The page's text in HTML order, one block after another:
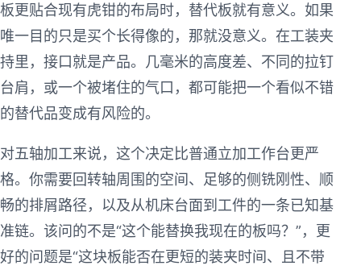
板更贴合现有虎钳的布局时，替代板就有意义。如果
唯一目的只是买个长得像的，那就没意义。在工装夹
持里，接口就是产品。几毫米的高度差、不同的拉钉
台肩，或一个被堵住的气口，都可能把一个看似不错
的替代品变成有风险的。
对五轴加工来说，这个决定比普通立加工作台更严
格。你需要回转轴周围的空间、足够的侧铣刚性、顺
畅的排屑路径，以及从机床台面到工件的一条已知基
准链。该问的不是“这个能替换我现在的板吗？”，更
好的问题是“这块板能否在更短的装夹时间、且不带